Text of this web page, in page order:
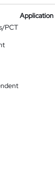
Application
PCT